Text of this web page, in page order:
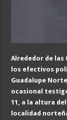
Alrededor de las
los efectivos
Guadalupe
ocasional
11, a la altura
localidad